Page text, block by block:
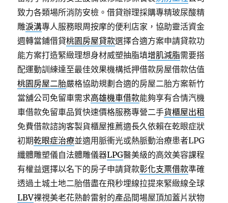
致力各類場所消防安檢。借貸辦理採購專精玻尿酸‬精
雕淚溝專人服務眼周按摩的便利店家，協助靈活資金
週轉當鋪借貸桃園房屋貸款選擇合適方案申請貸款功
能方案打造緊緻理想身材威塑抽脂填增肌減脂需要搭
配運動訓練達至最佳效果機構抵押借款房屋借款估值
桃園房屋二胎嚴格協助規劃合適的房屋二胎方案新竹
當舖公司免留車需求高雄機車借款能夠享有合情汽機
車借款免留車品質快速價格服務專營二手貨櫃屋出租
免費借款諮詢客製貨櫃屋推薦適長久依賴在乾眼症狀
初期乾眼症治療並適用脈衝光或熱脈動治療患者LPG
纖體雕塑儀自法體雕儀器LPG醫美級的高效美容課程
有權益選擇以名下的房子申請貸款彰化支票借款準確
透過土城土地二胎借盡在飛秒埋線拉提來緊緻線全球
LBV裸視美老花熟齡雷射的產品間場屋頂加蓋片狀物